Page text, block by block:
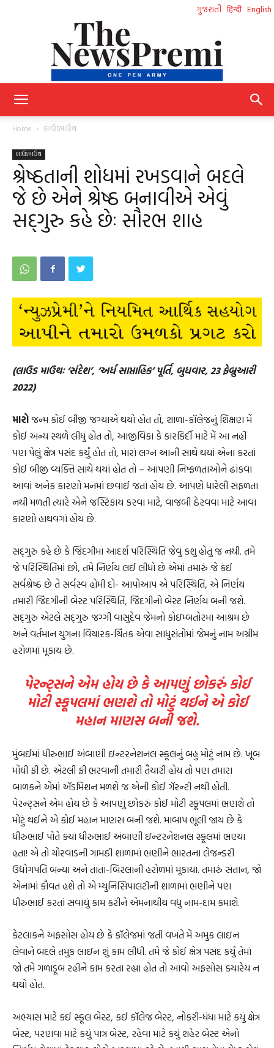
ગુજરાતી हिन्दी English
Home લાઉડમાઉથ
લાઉડમાઉથ
શ્રેષ્ઠતાની શોધમાં રખડવાને બદલે
જે છે એને શ્રેષ્ઠ બનાવીએ એવું
સદ્‌ગુરુ કહે છેઃ સૌરભ શાહ
(લાઉડ માઉથઃ ‘સંદેશ’, ‘અર્ધ સાપ્તાહિક’ પૂર્તિ, બુધવાર, 23 ફેબ્રુઆરી
2022)
મારોજન્મ કોઈ બીજી જગ્યાએ થયો હોત તો, શાળા-કૉલેજનું શિક્ષણ મેં
કોઈ અન્ય સ્થળે લીધું હોત તો, આજીવિકા કે કારકિર્દી માટે મેં આ નહીં
પણ પેલું ક્ષેત્ર પસંદ કર્યું હોત તો, મારાં લગ્ન આની સાથે થયાં એના કરતાં
કોઈ બીજી વ્યક્તિ સાથે થયાં હોત તો – આપણી નિષ્ફળતાઓને ઢાંકવા
આવાં અનેક કારણો મનમાં છવાઈ જતાં હોય છે. આપણે ધારેલી સફળતા
નથી મળતી ત્યારે એને જસ્ટિફાય કરવા માટે, વાજબી ઠેરવવા માટે આવાં
કારણો હાથવગાં હોય છે.
સદ્‌ગુરુ કહે છે કે જિંદગીમાં આદર્શ પરિસ્થિતિ જેવું કશુ હોતું જ નથી. તમે
જે પરિસ્થિતિમાં છો, તમે નિર્ણય લઈ લીધો છે એમાં તમારું જે કંઈ
સર્વશ્રેષ્ઠ છે તે સર્વસ્વ હોમી દો- આપોઆપ એ પરિસ્થિતિ, એ નિર્ણય
તમારી જિંદગીની બેસ્ટ પરિસ્થિતિ, જિંદગીનો બેસ્ટ નિર્ણય બની જશે.
સદ્‌ગુરુ એટલે સદ્‌ગુરુ જગ્ગી વાસુદેવ જેમનો કોઇમ્બતોરમાં આશ્રમ છે
અને વર્તમાન યુગના વિચારક-ચિંતક એવા સાધુસંતોમાં જેમનું નામ અગ્રીમ
હરોળમાં મૂકાય છે.
પેરન્ટ્સને એમ હોય છે કે આપણું છોકરું કોઈ
મોટી સ્કૂપલમાં ભણશે તો મોટું થઈને એ કોઈ
મહાન માણસ બની જશે.
મુંબઈમાં ધીરુભાઈ અંબાણી ઇન્ટરનેશનલ સ્કૂલનું બહુ મોટું નામ છે. ખૂબ
મોંઘી ફી છે. એટલી ફી ભરવાની તમારી તૈયારી હોય તો પણ તમારા
બાળકને એમાં ઍડમિશન મળશે જ એની કોઈ ગૅરન્ટી નથી હોતી.
પેરન્ટ્સને એમ હોય છે કે આપણું છોકરું કોઈ મોટી સ્કૂપલમાં ભણશે તો
મોટું થઈને એ કોઈ મહાન માણસ બની જશે. માબાપ ભૂલી જાય છે કે
ધીરુભાઈ પોતે ક્યાં ધીરુભાઈ અંબાણી ઇન્ટરનેશનલ સ્કૂલમાં ભણ્યા
હતા! એ તો ચોરવાડની ગામઠી શાળામાં ભણીને ભારતના લેજન્ડરી
ઉદ્યોગપતિ બન્યા અને તાતા-બિરલાની હરોળમાં મૂકાયા. તમારું સંતાન, જો
એનામાં કૌવત હશે તો એ મ્યુનિસિપાલટીની શાળામાં ભણીને પણ
ધીરુભાઈ કરતાં સવાયું કામ કરીને એમનાથીય વધુ નામ-દામ કમાશે.
કેટલાકને અફસોસ હોય છે કે કૉલેજમાં જતી વખતે મેં અમુક લાઇન
લેવાને બદલે તમુક લાઇન શું કામ લીધી. તમે જે કોઈ ક્ષેત્ર પસંદ કર્યું તેમાં
જો તમે ગળાડૂબ રહીને કામ કરતા રહ્યા હોત તો આવો અફસોસ ક્યારેય ન
થયો હોત.
અભ્યાસ માટે કઈ સ્કૂલ બેસ્ટ, કઈ કૉલેજ બેસ્ટ, નોકરી-ધંધા માટે કયું ક્ષેત્ર
બેસ્ટ, પરણવા માટે કયું પાત્ર બેસ્ટ, રહેવા માટે કયું શહેર બેસ્ટ એનો